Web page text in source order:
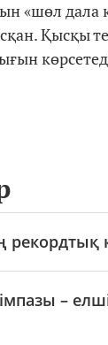
«шөл дала
Қысқы
–